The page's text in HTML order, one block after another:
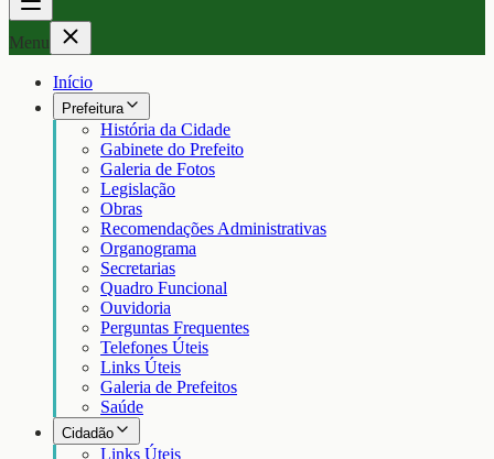
Menu
Início
Prefeitura
História da Cidade
Gabinete do Prefeito
Galeria de Fotos
Legislação
Obras
Recomendações Administrativas
Organograma
Secretarias
Quadro Funcional
Ouvidoria
Perguntas Frequentes
Telefones Úteis
Links Úteis
Galeria de Prefeitos
Saúde
Cidadão
Links Úteis